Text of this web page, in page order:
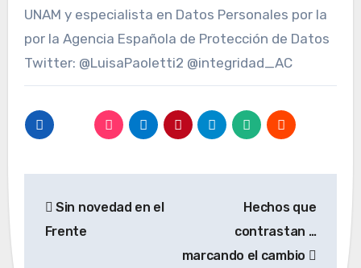
UNAM y especialista en Datos Personales por la
por la Agencia Española de Protección de Datos
Twitter: @LuisaPaoletti2 @integridad_AC
de
Sin novedad en el
Frente
Hechos que
contrastan …
marcando el cambio